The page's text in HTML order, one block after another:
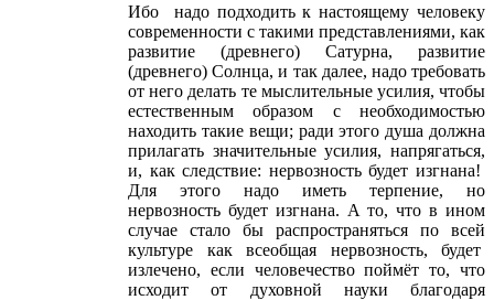
Ибо надо подходить к настоящему человеку
современности с такими представлениями, как
развитие (древнего) Сатурна, развитие
(древнего) Солнца, и так далее, надо требовать
от него делать те мыслительные усилия, чтобы
естественным образом с необходимостью
находить такие вещи; ради этого душа должна
прилагать значительные усилия, напрягаться,
и, как следствие: нервозность будет изгнана!
Для этого надо иметь терпение, но
нервозность будет изгнана. А то, что в ином
случае стало бы распространяться по всей
культуре как всеобщая нервозность, будет
излечено, если человечество поймёт то, что
исходит от духовной науки благодаря